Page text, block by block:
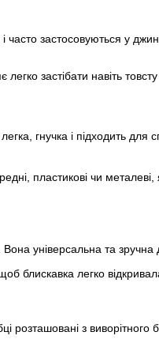
застосовуються у
застібати навіть товсту
гнучка і підходить для
пластикові чи металеві,
універсальна та зручна
щоб блискавка легко
з виворітного